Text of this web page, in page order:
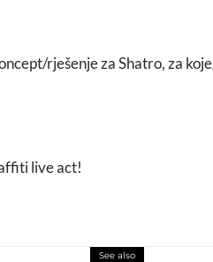
rješenje za Shatro, za
live act!
See also